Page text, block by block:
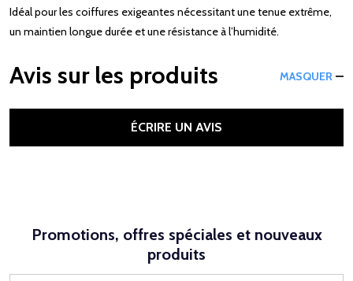
Idéal pour les coiffures exigeantes nécessitant une tenue extrême,
un maintien longue durée et une résistance à l’humidité.
Avis sur les produits MASQUER
ÉCRIRE UN AVIS
Promotions, offres spéciales et nouveaux
produits